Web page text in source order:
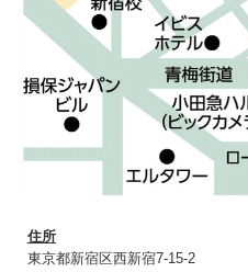
住所
東京都新宿区西新宿7-15-2